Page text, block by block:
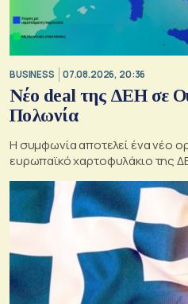
BUSINESS 07.08.2026, 20:36
Νέο deal της ΔΕΗ σε
Πολωνία
Η συμφωνία αποτελεί ένα νέο
ευρωπαϊκό χαρτοφυλάκιο της